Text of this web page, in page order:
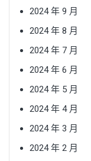
2024 年 9 月
2024 年 8 月
2024 年 7 月
2024 年 6 月
2024 年 5 月
2024 年 4 月
2024 年 3 月
2024 年 2 月